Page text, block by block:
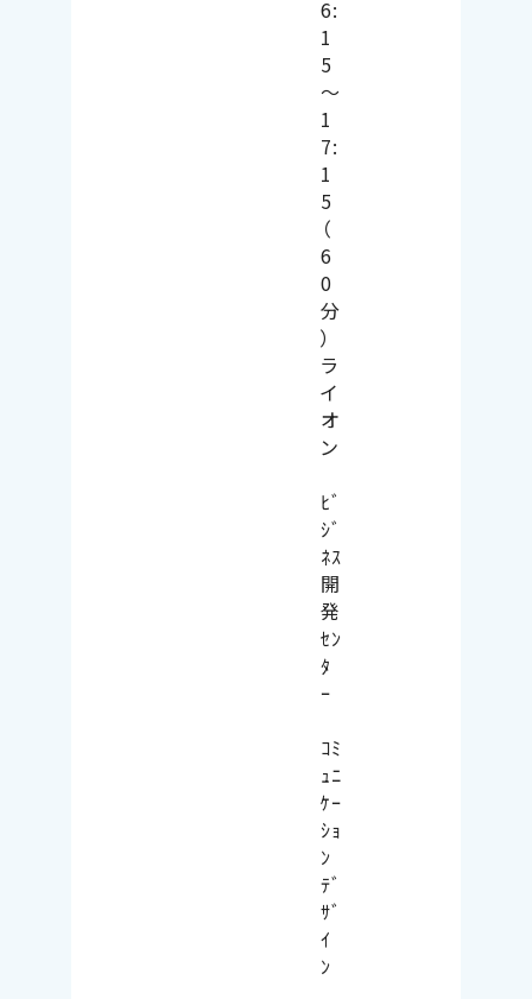
6:
1
5
～
1
7:
1
5
（
6
0
分
）
ラ
イ
オ
ン
ﾋﾞ
ｼﾞ
ﾈｽ
開
発
ｾﾝ
ﾀ
ｰ
ｺﾐ
ｭﾆ
ｹｰ
ｼｮ
ﾝ
ﾃﾞ
ｻﾞ
ｲ
ﾝ